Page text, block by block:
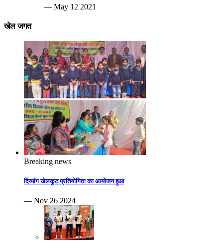
— May 12 2021
खेल जगत
Breaking news
दिव्यांग खेलकूट प्रतियोगिता का आयोजन हुआ
— Nov 26 2024